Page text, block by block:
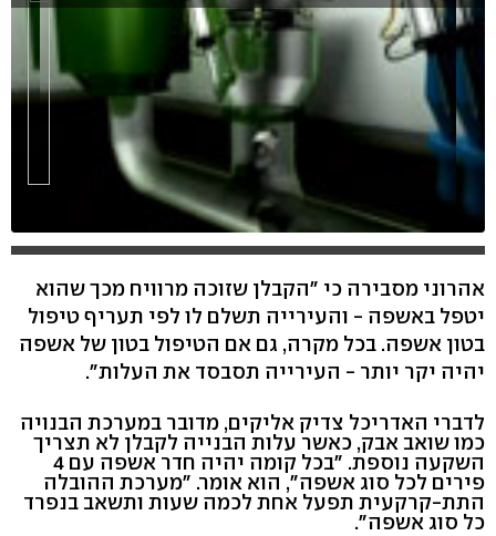
אהרוני מסבירה כי "הקבלן שזוכה מרוויח מכך שהוא
יטפל באשפה - והעירייה תשלם לו לפי תעריף טיפול
בטון אשפה. בכל מקרה, גם אם הטיפול בטון של אשפה
יהיה יקר יותר - העירייה תסבסד את העלות".
לדברי האדריכל צדיק אליקים, מדובר במערכת הבנויה
כמו שואב אבק, כאשר עלות הבנייה לקבלן לא תצריך
השקעה נוספת. "בכל קומה יהיה חדר אשפה עם 4
פירים לכל סוג אשפה", הוא אומר. "מערכת ההובלה
התת-קרקעית תפעל אחת לכמה שעות ותשאב בנפרד
כל סוג אשפה".